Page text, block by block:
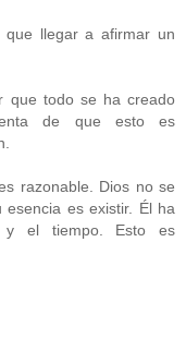
llegar a afirmar un
que todo se ha creado
de que esto es
razonable. Dios no se
es existir. Él ha
y el tiempo. Esto es